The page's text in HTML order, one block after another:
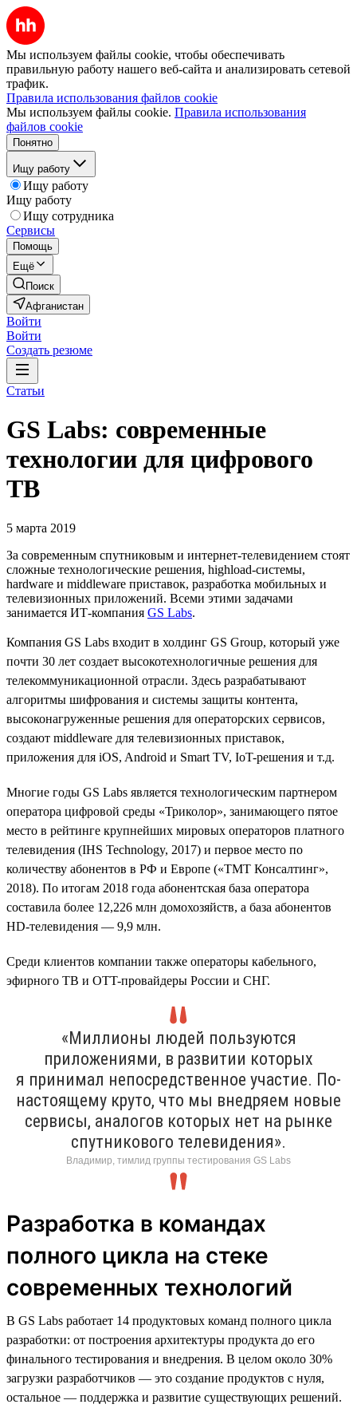
Мы используем файлы cookie, чтобы обеспечивать
правильную работу нашего веб-сайта и анализировать сетевой
трафик.
Правила использования файлов cookie
Мы используем файлы cookie. Правила использования
файлов cookie
Понятно
Ищу работу
Ищу работу
Ищу работу
Ищу сотрудника
Сервисы
Помощь
Ещё
Поиск
Афганистан
Войти
Войти
Создать резюме
Статьи
GS Labs: современные
технологии для цифрового
ТВ
5 марта 2019
За современным спутниковым и интернет-телевидением стоят
сложные технологические решения, highload-системы,
hardware и middleware приставок, разработка мобильных и
телевизионных приложений. Всеми этими задачами
занимается ИТ-компания GS Labs.
Компания GS Labs входит в холдинг GS Group, который уже
почти 30 лет создает высокотехнологичные решения для
телекоммуникационной отрасли. Здесь разрабатывают
алгоритмы шифрования и системы защиты контента,
высоконагруженные решения для операторских сервисов,
создают middleware для телевизионных приставок,
приложения для iOS, Android и Smart TV, IoT-решения и т.д.
Многие годы GS Labs является технологическим партнером
оператора цифровой среды «Триколор», занимающего пятое
место в рейтинге крупнейших мировых операторов платного
телевидения (IHS Technology, 2017) и первое место по
количеству абонентов в РФ и Европе («ТМТ Консалтинг»,
2018). По итогам 2018 года абонентская база оператора
составила более 12,226 млн домохозяйств, а база абонентов
HD-телевидения — 9,9 млн.
Среди клиентов компании также операторы кабельного,
эфирного ТВ и OTT-провайдеры России и СНГ.
«Миллионы людей пользуются
приложениями, в развитии которых
я принимал непосредственное участие. По-
настоящему круто, что мы внедряем новые
сервисы, аналогов которых нет на рынке
спутникового телевидения».
Владимир, тимлид группы тестирования GS Labs
Разработка в командах
полного цикла на стеке
современных технологий
В GS Labs работает 14 продуктовых команд полного цикла
разработки: от построения архитектуры продукта до его
финального тестирования и внедрения. В целом около 30%
загрузки разработчиков — это создание продуктов с нуля,
остальное — поддержка и развитие существующих решений.